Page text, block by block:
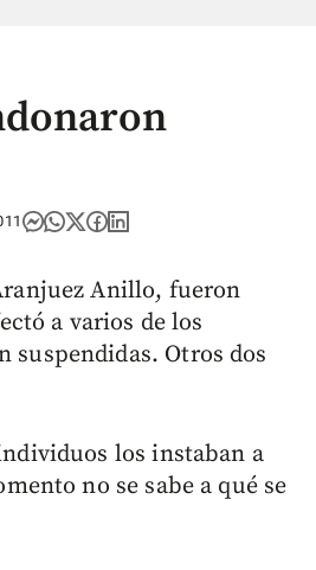
Anillo, fueron
a varios de los
suspendidas. Otros dos
los instaban a
no se sabe a qué se